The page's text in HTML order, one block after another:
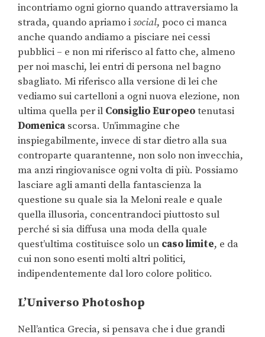
incontriamo ogni giorno quando attraversiamo la
strada, quando apriamo isocial, poco ci manca
anche quando andiamo a pisciare nei cessi
pubblici – e non mi riferisco al fatto che, almeno
per noi maschi, lei entri di persona nel bagno
sbagliato. Mi riferisco alla versione di lei che
vediamo sui cartelloni a ogni nuova elezione, non
ultima quella per il Consiglio Europeotenutasi
Domenica scorsa. Un’immagine che
inspiegabilmente, invece di star dietro alla sua
controparte quarantenne, non solo non invecchia,
ma anzi ringiovanisce ogni volta di più. Possiamo
lasciare agli amanti della fantascienza la
questione su quale sia la Meloni reale e quale
quella illusoria, concentrandoci piuttosto sul
perché si sia diffusa una moda della quale
quest’ultima costituisce solo un caso limite, e da
cui non sono esenti molti altri politici,
indipendentemente dal loro colore politico.
L’Universo Photoshop
Nell’antica Grecia, si pensava che i due grandi